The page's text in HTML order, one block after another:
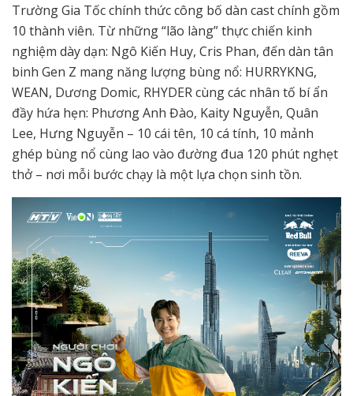
Trường Gia Tốc chính thức công bố dàn cast chính gồm
10 thành viên. Từ những “lão làng” thực chiến kinh
nghiệm dày dạn: Ngô Kiến Huy, Cris Phan, đến dàn tân
binh Gen Z mang năng lượng bùng nổ: HURRYKNG,
WEAN, Dương Domic, RHYDER cùng các nhân tố bí ẩn
đầy hứa hẹn: Phương Anh Đào, Kaity Nguyễn, Quân
Lee, Hưng Nguyễn – 10 cái tên, 10 cá tính, 10 mảnh
ghép bùng nổ cùng lao vào đường đua 120 phút nghẹt
thở – nơi mỗi bước chạy là một lựa chọn sinh tồn.